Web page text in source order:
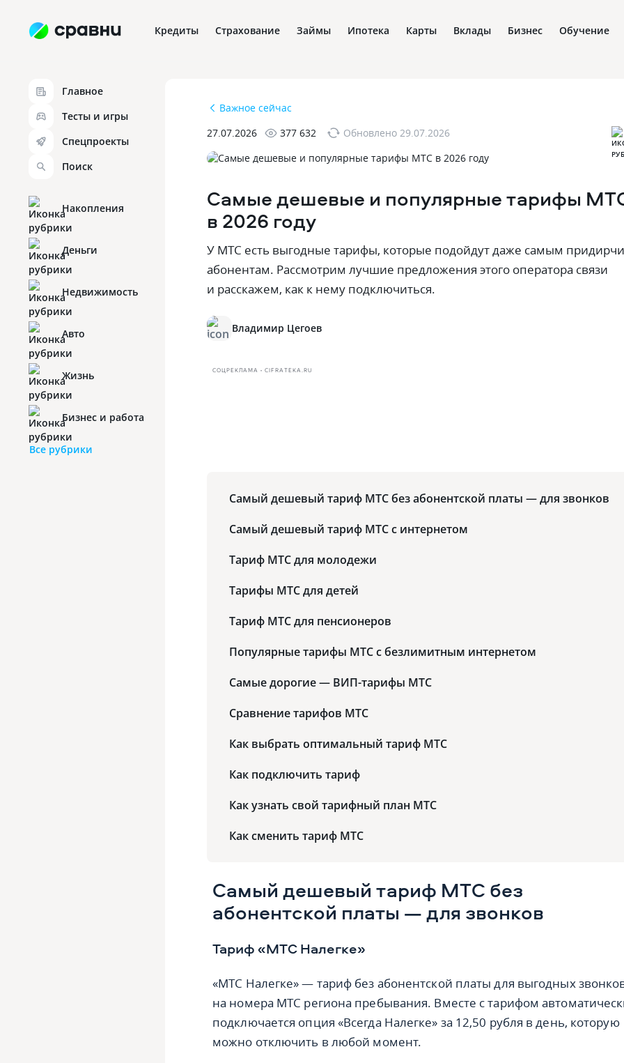
Кредиты Страхование Займы Ипотека Карты Вклады Бизнес Обучение
Главное
Тесты и игры
Спецпроекты
Поиск
Накопления
Деньги
Недвижимость
Авто
Жизнь
Бизнес и работа
Все рубрики
Важное сейчас
27.07.2026
377 632 Обновлено 29.07.2026
Самые дешевые и популярные тарифы
в 2026 году
У МТС есть выгодные тарифы, которые подойдут даже самым
абонентам. Рассмотрим лучшие предложения этого оператора связи
и расскажем, как к нему подключиться.
Владимир Цегоев
СОЦРЕКЛАМА • CIFRATEKA.RU
Самый дешевый тариф МТС без абонентской платы — для звонков
Самый дешевый тариф МТС с интернетом
Тариф МТС для молодежи
Тарифы МТС для детей
Тариф МТС для пенсионеров
Популярные тарифы МТС с безлимитным интернетом
Самые дорогие — ВИП-тарифы МТС
Сравнение тарифов МТС
Как выбрать оптимальный тариф МТС
Как подключить тариф
Как узнать свой тарифный план МТС
Как сменить тариф МТС
Самый дешевый тариф МТС без
абонентской платы — для звонков
Тариф «МТС Налегке»
«МТС Налегке» — тариф без абонентской платы для выгодных
на номера МТС региона пребывания. Вместе с тарифом
подключается опция «Всегда Налегке» за 12,50 рубля в день, которую
можно отключить в любой момент.